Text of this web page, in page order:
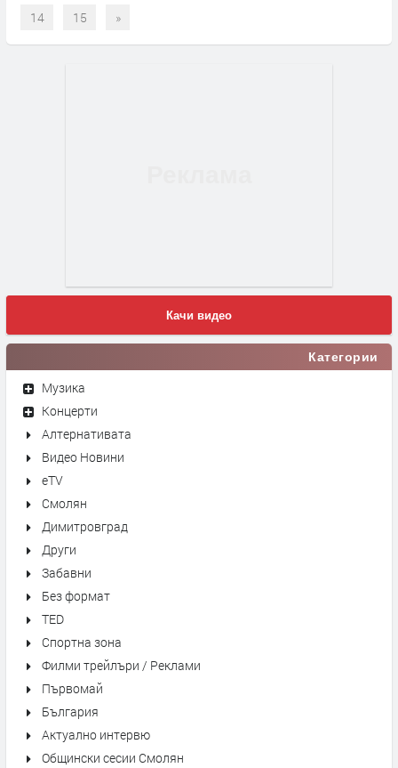
14 15 »
Качи видео
Категории
Музика
Концерти
Алтернативата
Видео Новини
eTV
Смолян
Димитровград
Други
Забавни
Без формат
TED
Спортна зона
Филми трейлъри / Реклами
Първомай
България
Актуално интервю
Общински сесии Смолян